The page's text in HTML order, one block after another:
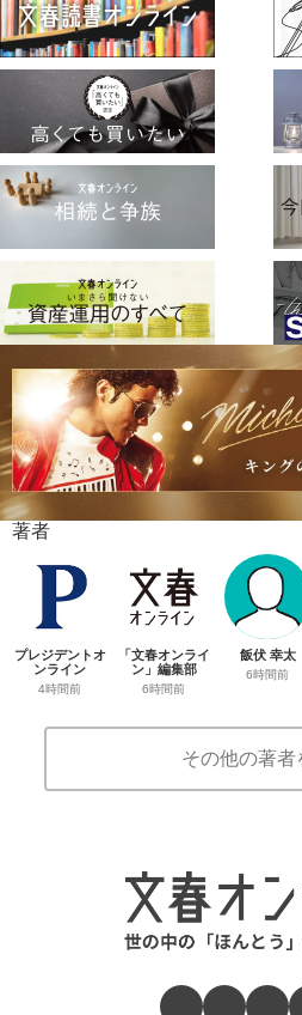
著者
プレジデントオ
ンライン
4時間前
「文春オンライ
ン」編集部
6時間前
飯伏 幸太
6時間前
その他の著者